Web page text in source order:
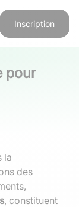
Inscription
pour
la
des
, constituent